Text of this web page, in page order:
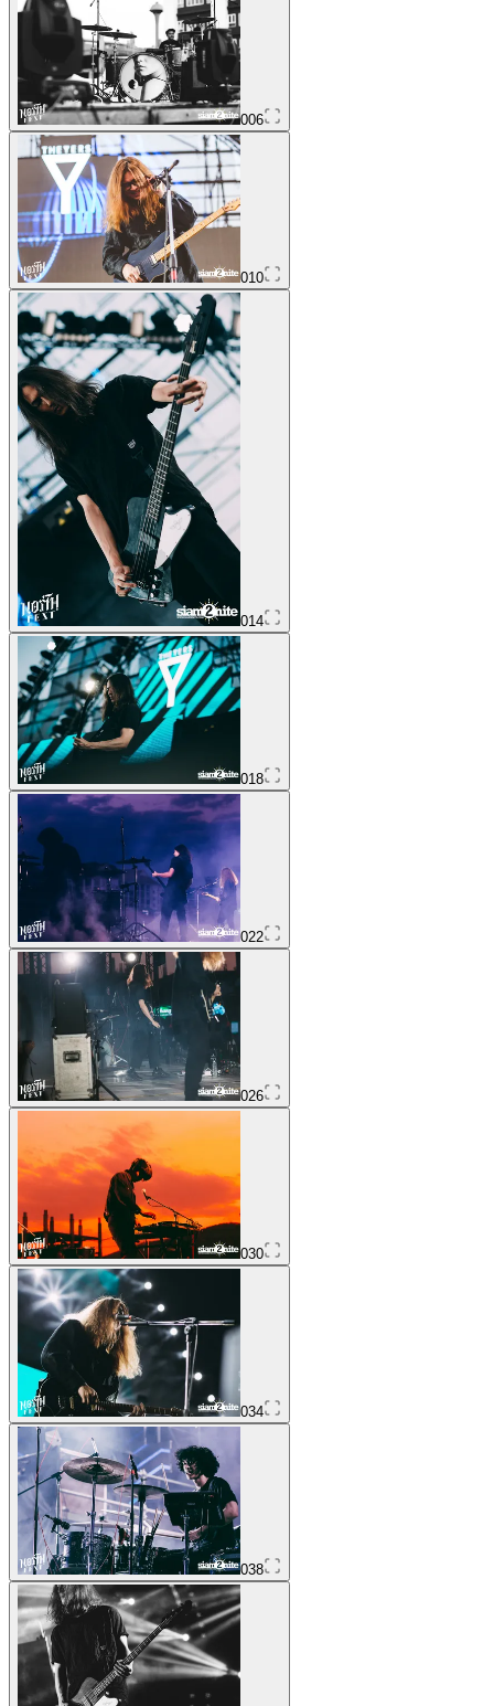
006
010
014
018
022
026
030
034
038